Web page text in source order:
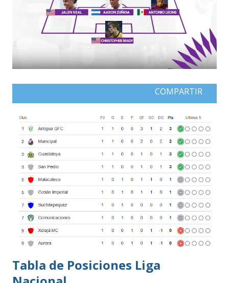
COMPARTIR
Tabla de Posiciones Liga